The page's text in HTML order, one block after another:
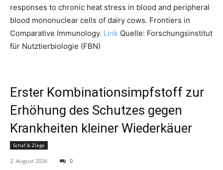
responses to chronic heat stress in blood and peripheral
blood mononuclear cells of dairy cows. Frontiers in
Comparative Immunology. Link Quelle: Forschungsinstitut
für Nutztierbiologie (FBN)
Erster Kombinationsimpfstoff zur
Erhöhung des Schutzes gegen
Krankheiten kleiner Wiederkäuer
Schaf & Ziege
2. August 2026 0